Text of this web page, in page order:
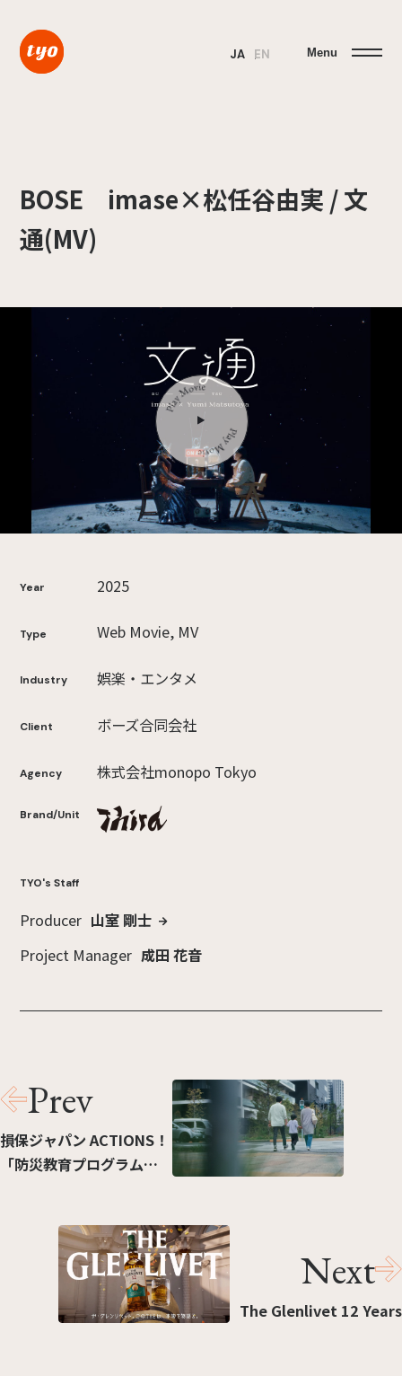
JA EN Menu
BOSE imase×松任谷由実 / 文
通(MV)
Year 2025
Type Web Movie, MV
Industry 娯楽・エンタメ
Client ボーズ合同会社
Agency 株式会社monopo Tokyo
Brand/Unit
TYO's Staff
Producer 山室 剛士
Project Manager 成田 花音
Prev
損保ジャパン ACTIONS！
「防災教育プログラム」
Next
The Glenlivet 12 Years